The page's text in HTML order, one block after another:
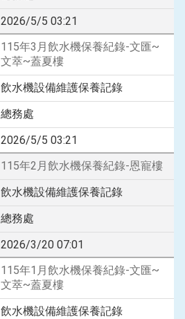
2026/5/5 03:21
115年3月飲水機保養紀錄-文匯~
文萃~蓋夏樓
飲水機設備維護保養記錄
總務處
2026/5/5 03:21
115年2月飲水機保養紀錄-恩寵樓
飲水機設備維護保養記錄
總務處
2026/3/20 07:01
115年1月飲水機保養紀錄-文匯~
文萃~蓋夏樓
飲水機設備維護保養記錄